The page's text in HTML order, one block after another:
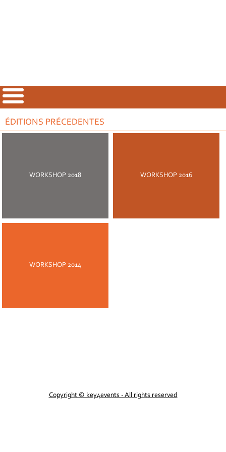
ÉDITIONS PRÉCEDENTES
WORKSHOP 2018 WORKSHOP 2016
WORKSHOP 2014
Copyright © key4events - All rights reserved